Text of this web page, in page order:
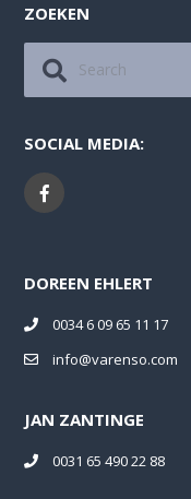
ZOEKEN
SOCIAL MEDIA:
DOREEN EHLERT
0034 6 09 65 11 17
info@varenso.com
JAN ZANTINGE
0031 65 490 22 88